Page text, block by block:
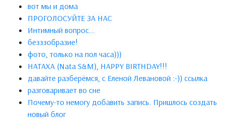
вот мы и дома
ПРОГОЛОСУЙТЕ ЗА НАС
Интимный вопрос...
безззобразие!
фото, только на пол часа)))
НАТАХА (Nata S&M), HAPPY BIRTHDAY!!!
давайте разберёмся, с Еленой Левановой :-)) ссылка
разговаривает во сне
Почему-то немогу добавить запись. Пришлось создать
новый блог